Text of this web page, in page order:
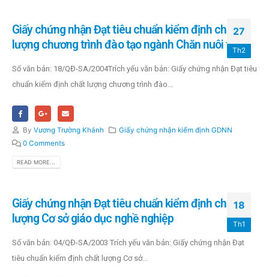
27
Th2
Giấy chứng nhận Đạt tiêu chuẩn kiểm định chất
lượng chương trình đào tạo ngành Chăn nuôi thý y
Số văn bản: 18/QĐ-SA/2004Trích yếu văn bản: Giấy chứng nhận Đạt tiêu
chuẩn kiểm định chất lượng chương trình đào...
By Vương Trường Khánh
Giấy chứng nhận kiểm định GDNN
0 Comments
READ MORE...
18
Th1
Giấy chứng nhận Đạt tiêu chuẩn kiểm định chất
lượng Cơ sở giáo dục nghề nghiệp
Số văn bản: 04/QĐ-SA/2003 Trích yếu văn bản: Giấy chứng nhận Đạt
tiêu chuẩn kiểm định chất lượng Cơ sở...